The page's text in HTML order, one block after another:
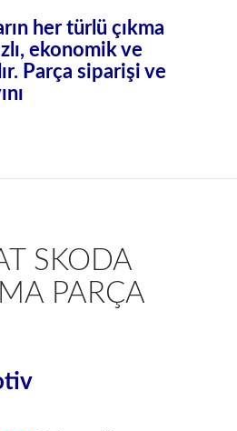
her türlü çıkma
ekonomik ve
Parça siparişi ve
SKODA
PARÇA